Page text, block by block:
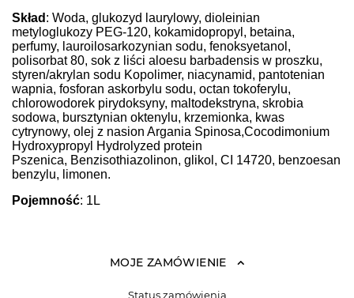
Skład : Woda, glukozyd laurylowy, dioleinian
metyloglukozy PEG-120, kokamidopropyl, betaina,
perfumy, lauroilosarkozynian sodu, fenoksyetanol,
polisorbat 80, sok z liści aloesu barbadensis w proszku,
styren/akrylan sodu Kopolimer, niacynamid, pantotenian
wapnia, fosforan askorbylu sodu, octan tokoferylu,
chlorowodorek pirydoksyny, maltodekstryna, skrobia
sodowa, bursztynian oktenylu, krzemionka, kwas
cytrynowy, olej z nasion Argania Spinosa,Cocodimonium
Hydroxypropyl Hydrolyzed protein
Pszenica, Benzisothiazolinon, glikol, CI 14720, benzoesan
benzylu, limonen.
Pojemność: 1L
MOJE ZAMÓWIENIE
Status zamówienia